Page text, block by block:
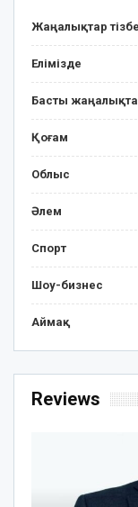
Жаңалықтар
Елімізде
Басты
Қоғам
Облыс
Әлем
Спорт
Шоу-бизнес
Аймақ
Reviews